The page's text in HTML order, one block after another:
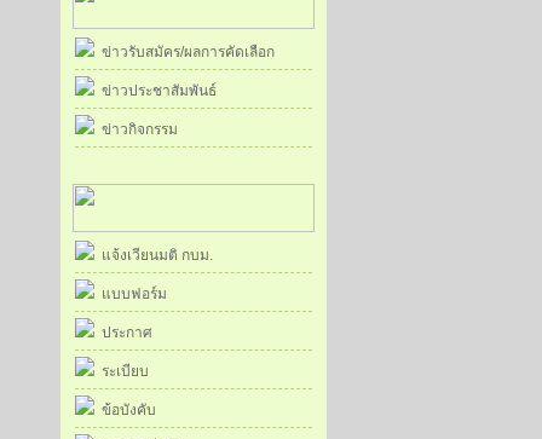
ข่าวรับสมัคร/ผลการคัดเลือก
ข่าวประชาสัมพันธ์
ข่าวกิจกรรม
แจ้งเวียนมติ กบม.
แบบฟอร์ม
ประกาศ
ระเบียบ
ข้อบังคับ